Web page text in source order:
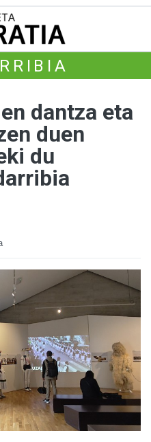
dantza eta
duen
du